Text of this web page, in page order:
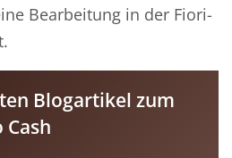
Bearbeitung in der Fiori-
Blogartikel zum